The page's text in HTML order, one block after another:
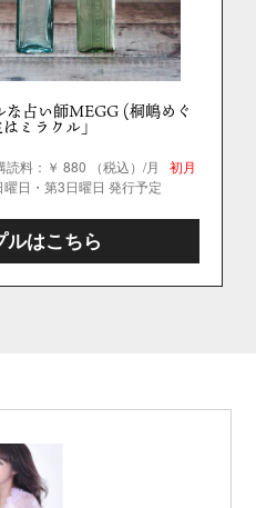
な占い師MEGG (桐嶋めぐ
ミラクル」
読料：￥ 880 （税込）/月
初月
日・第3日曜日 発行予定
ルはこちら